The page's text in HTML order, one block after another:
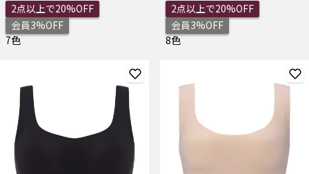
2点以上で20%OFF
会員3%OFF
7色
2点以上で20%OFF
会員3%OFF
8色